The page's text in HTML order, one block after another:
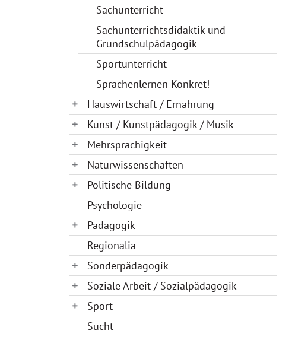
Sachunterricht
Sachunterrichtsdidaktik und
Grundschulpädagogik
Sportunterricht
Sprachenlernen Konkret!
Hauswirtschaft / Ernährung
Kunst / Kunstpädagogik / Musik
Mehrsprachigkeit
Naturwissenschaften
Politische Bildung
Psychologie
Pädagogik
Regionalia
Sonderpädagogik
Soziale Arbeit / Sozialpädagogik
Sport
Sucht